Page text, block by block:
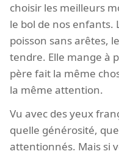
choisir les meilleurs
le bol de nos enfants.
poisson sans arêtes,
tendre. Elle mange à
père fait la même
la même attention.
Vu avec des yeux
quelle générosité,
attentionnés. Mais si